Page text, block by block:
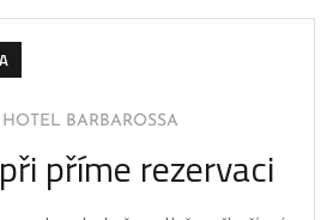
HOTEL BARBAROSSA
příme rezervaci